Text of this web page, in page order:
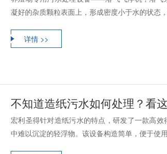
凝好的杂质颗粒表面上，形成密度小于水的状态
详情 >>
不知道造纸污水如何处理？看这
宏利圣得针对造纸污水的特点，研发了一款高
中难以沉淀的轻浮物。该设备构造简单，便于使